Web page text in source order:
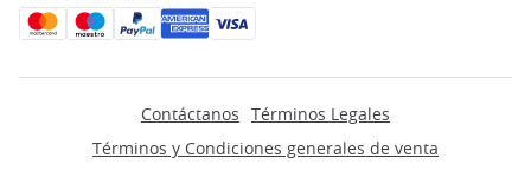
Contáctanos Términos Legales
Términos y Condiciones generales de venta